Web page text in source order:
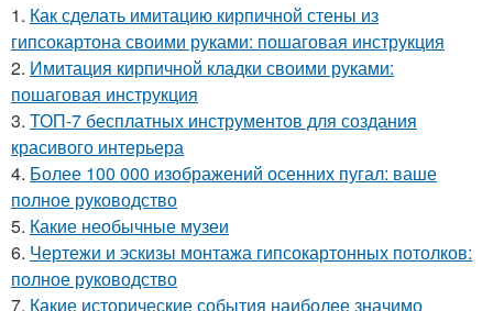
1. Как сделать имитацию кирпичной стены из
гипсокартона своими руками: пошаговая инструкция
2. Имитация кирпичной кладки своими руками:
пошаговая инструкция
3. ТОП-7 бесплатных инструментов для создания
красивого интерьера
4. Более 100 000 изображений осенних пугал: ваше
полное руководство
5. Какие необычные музеи
6. Чертежи и эскизы монтажа гипсокартонных потолков:
полное руководство
7. Какие исторические события наиболее значимо